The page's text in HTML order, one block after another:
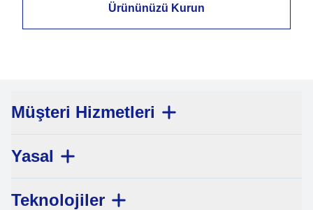
Ürününüzü Kurun
Müşteri Hizmetleri
Yasal
Teknolojiler